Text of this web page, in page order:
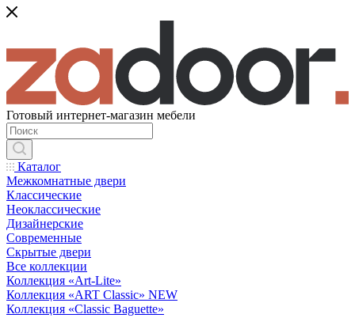
Готовый интернет-магазин мебели
Каталог
Межкомнатные двери
Классические
Неоклассические
Дизайнерские
Современные
Скрытые двери
Все коллекции
Коллекция «Art-Lite»
Коллекция «ART Classic» NEW
Коллекция «Classic Baguette»